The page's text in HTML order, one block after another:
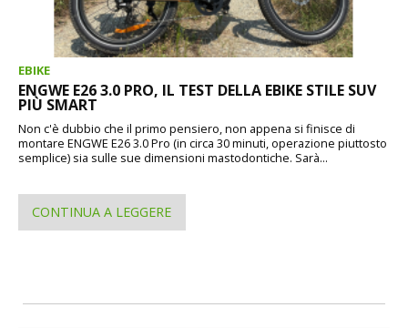
EBIKE
ENGWE E26 3.0 PRO, IL TEST DELLA EBIKE STILE SUV
PIÙ SMART
Non c'è dubbio che il primo pensiero, non appena si finisce di
montare ENGWE E26 3.0 Pro (in circa 30 minuti, operazione piuttosto
semplice) sia sulle sue dimensioni mastodontiche. Sarà...
CONTINUA A LEGGERE